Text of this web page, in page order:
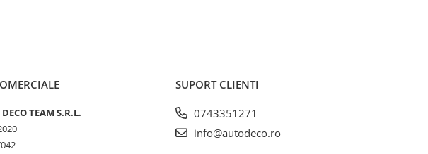
TEAM S.R.L.
SUPORT CLIENTI
0743351271
info@autodeco.ro